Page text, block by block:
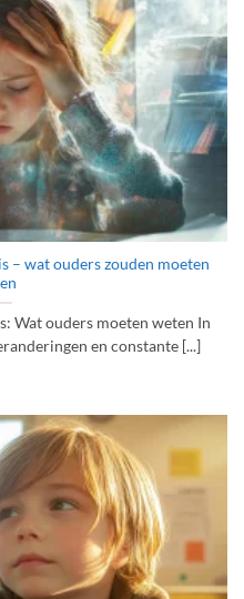
– wat ouders zouden moeten
Wat ouders moeten weten In
en constante [...]